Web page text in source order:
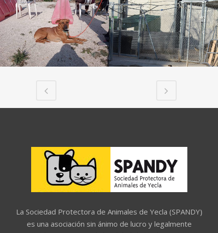
La Sociedad Protectora de Animales de Yecla (SPANDY)
es una asociación sin ánimo de lucro y legalmente